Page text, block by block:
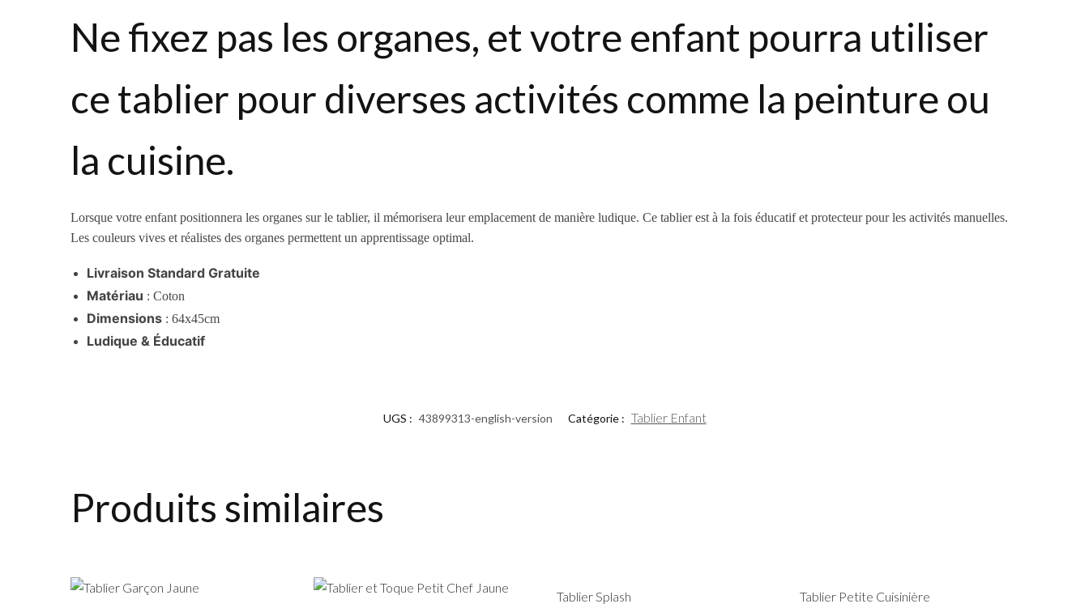
Ne fixez pas les organes, et votre enfant pourra utiliser
ce tablier pour diverses activités comme la peinture ou
la cuisine.
Lorsque votre enfant positionnera les organes sur le tablier, il mémorisera leur emplacement de manière ludique. Ce tablier est à la fois éducatif et protecteur pour les activités manuelles.
Les couleurs vives et réalistes des organes permettent un apprentissage optimal.
Livraison Standard Gratuite
Matériau : Coton
Dimensions : 64x45cm
Ludique & Éducatif
UGS : 43899313-english-version Catégorie : Tablier Enfant
Produits similaires
Tablier Splash Tablier Petite Cuisinière